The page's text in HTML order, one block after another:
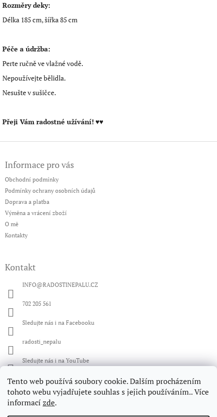
Tento web používá soubory cookie. Dalším procházením
tohoto webu vyjadřujete souhlas s jejich používáním.. Více
informacízde.
Rozměry deky:
Délka 185 cm, šířka 85 cm
Péče a údržba:
Perte ručně ve vlažné vodě.
Nepoužívejte bělidla.
Nesušte v sušičce.
Přeji Vám radostné užívání! ♥♥
Informace pro vás
Obchodní podmínky
Podmínky ochrany osobních údajů
Doprava a platba
Výměna a vrácení zboží
O mě
Kontakty
Kontakt
INFO@RADOSTINEPALU.CZ
702 205 561
Sledujte nás i na Facebooku
radosti_nepalu
Sledujte nás i na YouTube
Facebook